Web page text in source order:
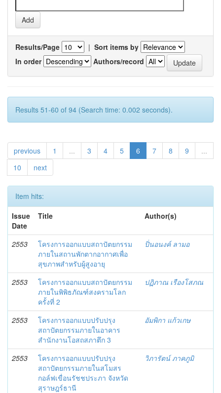
Results/Page | Sort items by
In order
Authors/record
Results 51-60 of 94 (Search time: 0.002 seconds).
previous 1 ... 3 4 5 6 7 8 9
...
10
next
Item hits:
Issue
Date
Title Author(s)
2553
โครงการออกแบบสถาปัตยกรรม
ภายในสถานพักตากอากาศเพื่อ
สุขภาพสำหรับผู้สูงอายุ
ปิ่นอนงค์ ลามอ
2553
โครงการออกแบบสถาปัตยกรรม
ภายในพิพิธภัณฑ์สงครามโลก
ครั้งที่ 2
ปฏิภาณ เรืองโสภณ
2553
โครงการออกแบบปรับปรุง
สถาปัตยกรรมภายในอาคาร
สำนักงานโอสถสภาตึก 3
อัมพิกา แก้วเกษ
2553
โครงการออกแบบปรับปรุง
สถาปัตยกรรมภายในสโมสร
กอล์ฟเขื่อนรัชชประภา จังหวัด
สุราษฎร์ธานี
วิภารัตน์ ภาคภูมิ